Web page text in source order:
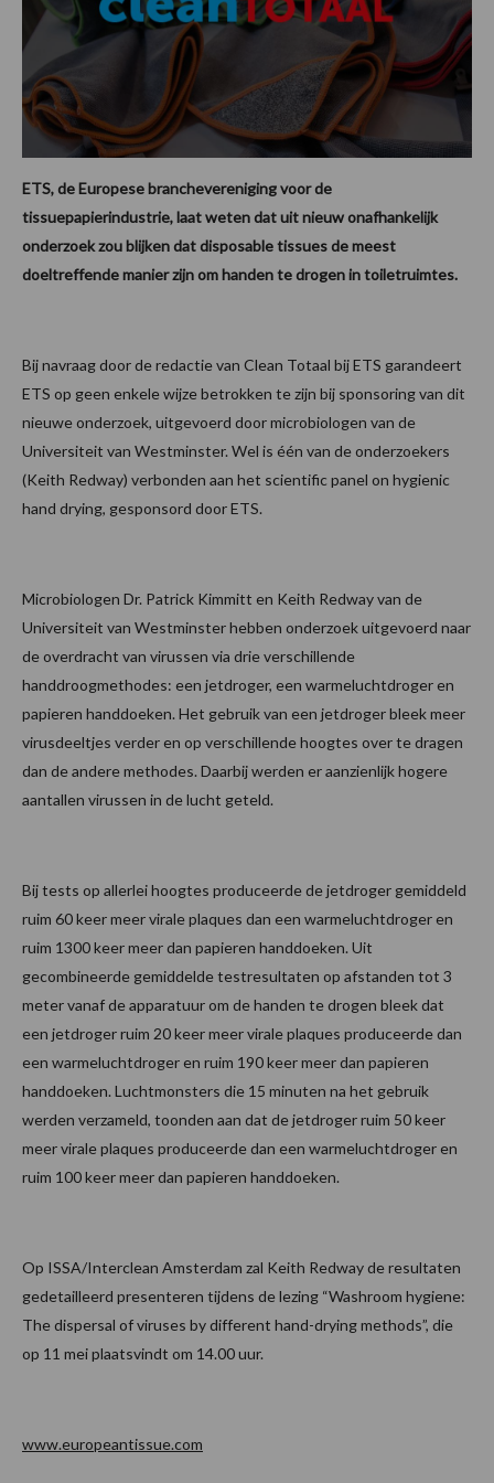
ETS, de Europese branchevereniging voor de
tissuepapierindustrie, laat weten dat uit nieuw onafhankelijk
onderzoek zou blijken dat disposable tissues de meest
doeltreffende manier zijn om handen te drogen in toiletruimtes.
Bij navraag door de redactie van Clean Totaal bij ETS garandeert
ETS op geen enkele wijze betrokken te zijn bij sponsoring van dit
nieuwe onderzoek, uitgevoerd door microbiologen van de
Universiteit van Westminster. Wel is één van de onderzoekers
(Keith Redway) verbonden aan het scientific panel on hygienic
hand drying, gesponsord door ETS.
Microbiologen Dr. Patrick Kimmitt en Keith Redway van de
Universiteit van Westminster hebben onderzoek uitgevoerd naar
de overdracht van virussen via drie verschillende
handdroogmethodes: een jetdroger, een warmeluchtdroger en
papieren handdoeken. Het gebruik van een jetdroger bleek meer
virusdeeltjes verder en op verschillende hoogtes over te dragen
dan de andere methodes. Daarbij werden er aanzienlijk hogere
aantallen virussen in de lucht geteld.
Bij tests op allerlei hoogtes produceerde de jetdroger gemiddeld
ruim 60 keer meer virale plaques dan een warmeluchtdroger en
ruim 1300 keer meer dan papieren handdoeken. Uit
gecombineerde gemiddelde testresultaten op afstanden tot 3
meter vanaf de apparatuur om de handen te drogen bleek dat
een jetdroger ruim 20 keer meer virale plaques produceerde dan
een warmeluchtdroger en ruim 190 keer meer dan papieren
handdoeken. Luchtmonsters die 15 minuten na het gebruik
werden verzameld, toonden aan dat de jetdroger ruim 50 keer
meer virale plaques produceerde dan een warmeluchtdroger en
ruim 100 keer meer dan papieren handdoeken.
Op ISSA/Interclean Amsterdam zal Keith Redway de resultaten
gedetailleerd presenteren tijdens de lezing “Washroom hygiene:
The dispersal of viruses by different hand-drying methods”, die
op 11 mei plaatsvindt om 14.00 uur.
www.europeantissue.com